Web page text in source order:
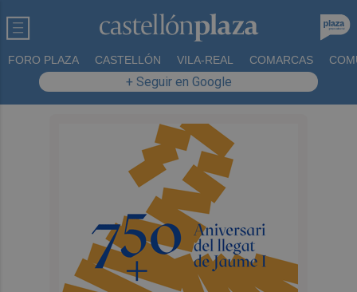
FORO PLAZA CASTELLÓN VILA-REAL COMARCAS
+ Seguir en Google